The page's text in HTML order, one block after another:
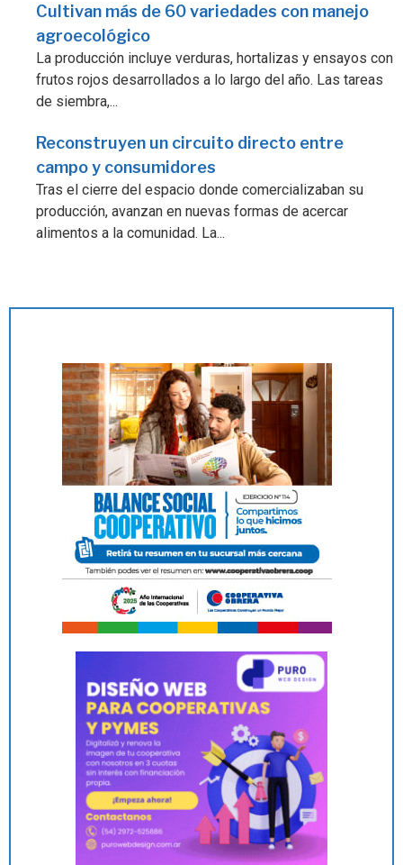
Cultivan más de 60 variedades con manejo
agroecológico
La producción incluye verduras, hortalizas y ensayos con
frutos rojos desarrollados a lo largo del año. Las tareas
de siembra,...
Reconstruyen un circuito directo entre
campo y consumidores
Tras el cierre del espacio donde comercializaban su
producción, avanzan en nuevas formas de acercar
alimentos a la comunidad. La...